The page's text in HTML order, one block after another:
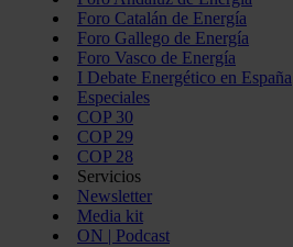
Foro Catalán de Energía
Foro Gallego de Energía
Foro Vasco de Energía
I Debate Energético en España
Especiales
COP 30
COP 29
COP 28
Servicios
Newsletter
Media kit
ON | Podcast